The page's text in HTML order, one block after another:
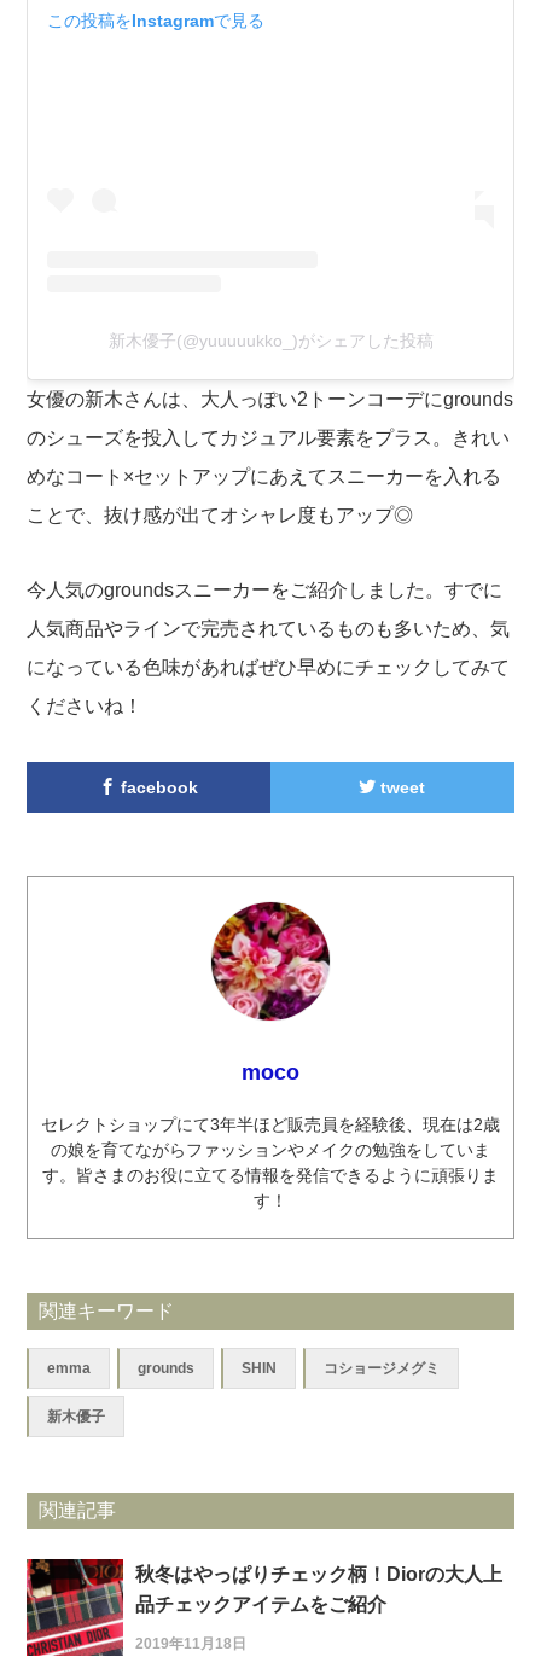
この投稿をInstagramで見る
新木優子(@yuuuuukko_)がシェアした投稿
女優の新木さんは、大人っぽい2トーンコーデにgrounds
のシューズを投入してカジュアル要素をプラス。きれい
めなコート×セットアップにあえてスニーカーを入れる
ことで、抜け感が出てオシャレ度もアップ◎
今人気のgroundsスニーカーをご紹介しました。すでに
人気商品やラインで完売されているものも多いため、気
になっている色味があればぜひ早めにチェックしてみて
くださいね！
facebook tweet
moco
セレクトショップにて3年半ほど販売員を経験後、現在は2歳
の娘を育てながらファッションやメイクの勉強をしていま
す。皆さまのお役に立てる情報を発信できるように頑張りま
す！
関連キーワード
emma grounds SHIN コショージメグミ
新木優子
関連記事
秋冬はやっぱりチェック柄！Diorの大人上
品チェックアイテムをご紹介
2019年11月18日